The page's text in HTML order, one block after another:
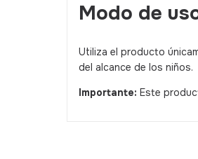
Modo de
Utiliza el producto
del alcance de los niños.
Importante: Este